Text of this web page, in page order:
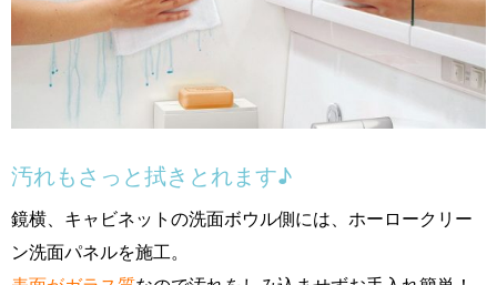
汚れもさっと拭きとれます♪
鏡横、キャビネットの洗面ボウル側には、ホーロークリー
ン洗面パネルを施工。